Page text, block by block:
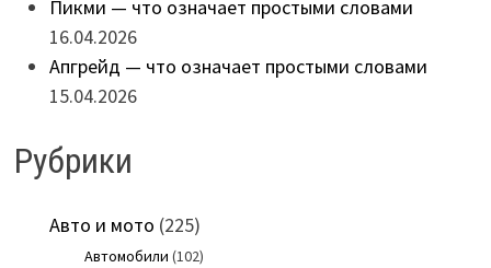
Пикми — что означает простыми словами
16.04.2026
Апгрейд — что означает простыми словами
15.04.2026
Рубрики
Авто и мото (225)
Автомобили (102)